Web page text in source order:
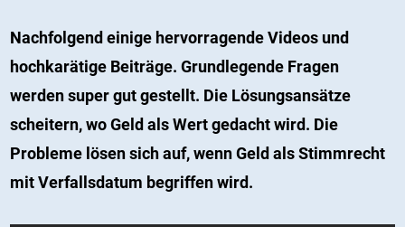
Nachfolgend einige hervorragende Videos und
hochkarätige Beiträge. Grundlegende Fragen
werden super gut gestellt. Die Lösungsansätze
scheitern, wo Geld als Wert gedacht wird. Die
Probleme lösen sich auf, wenn Geld als Stimmrecht
mit Verfallsdatum begriffen wird.